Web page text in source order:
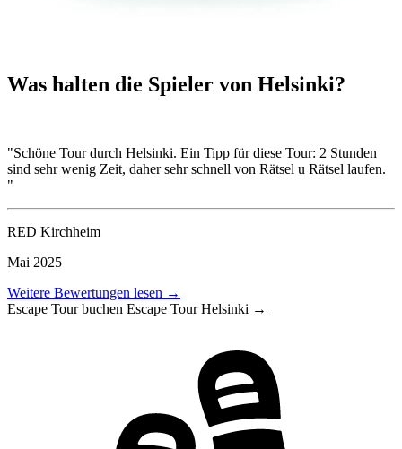
Was halten die Spieler von Helsinki?
"Schöne Tour durch Helsinki. Ein Tipp für diese Tour: 2 Stunden
sind sehr wenig Zeit, daher sehr schnell von Rätsel u Rätsel laufen.
"
RED Kirchheim
Mai 2025
Weitere Bewertungen lesen →
Escape Tour buchen Escape Tour Helsinki →